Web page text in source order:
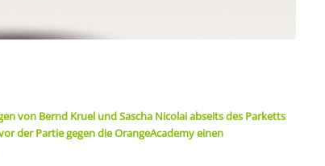
von Bernd Kruel und Sascha Nicolai abseits des Parketts
der Partie gegen die OrangeAcademy einen